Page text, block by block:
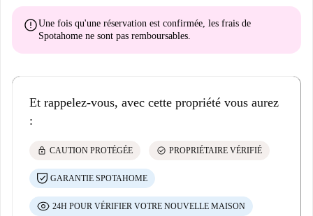
errorUne fois qu'une réservation est confirmée, les frais de
Spotahome ne sont pas remboursables.
Et rappelez-vous, avec cette propriété vous aurez
:
lock CAUTION PROTÉGÉE check_circle PROPRIÉTAIRE VÉRIFIÉ
GARANTIE SPOTAHOME
24H POUR VÉRIFIER VOTRE NOUVELLE MAISON